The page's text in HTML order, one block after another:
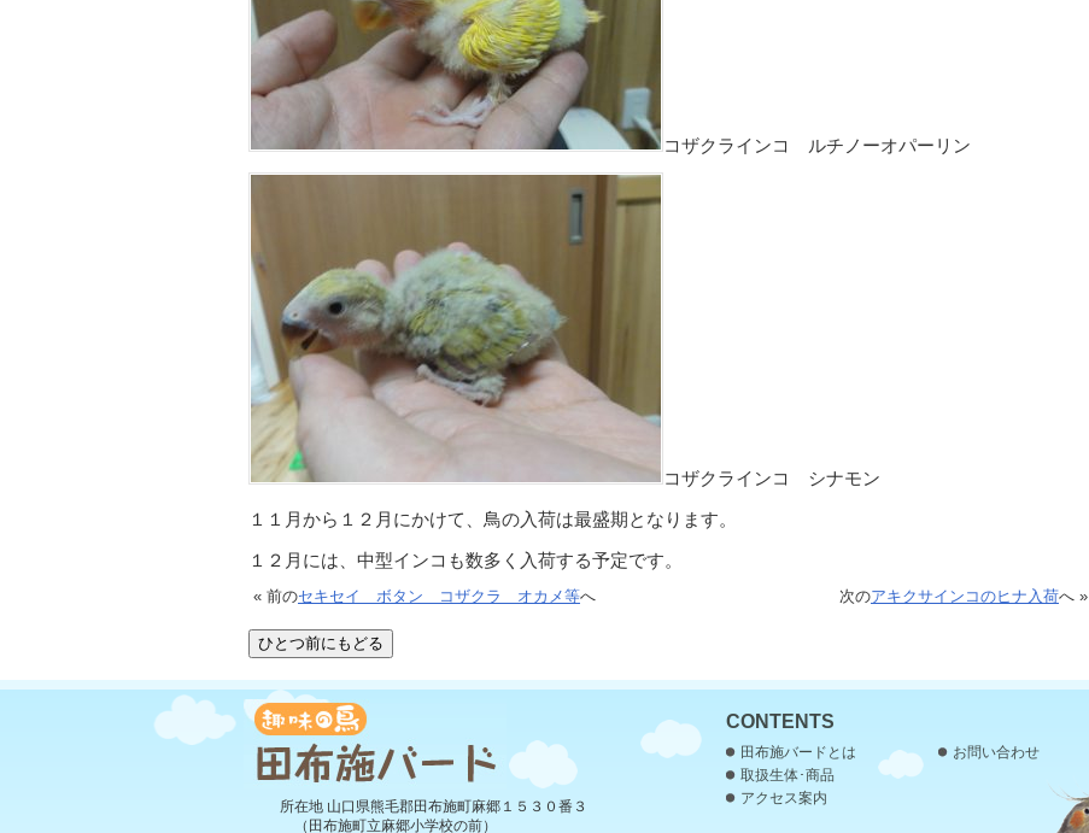
コザクラインコ ルチノーオパーリン
コザクラインコ シナモン
１１月から１２月にかけて、鳥の入荷は最盛期となります。
１２月には、中型インコも数多く入荷する予定です。
« 前のセキセイ ボタン コザクラ オカメ等へ 次のアキクサインコのヒナ入荷へ »
所在地 山口県熊毛郡田布施町麻郷１５３０番３
（田布施町立麻郷小学校の前）
CONTENTS
田布施バードとは
取扱生体･商品
アクセス案内
お問い合わせ